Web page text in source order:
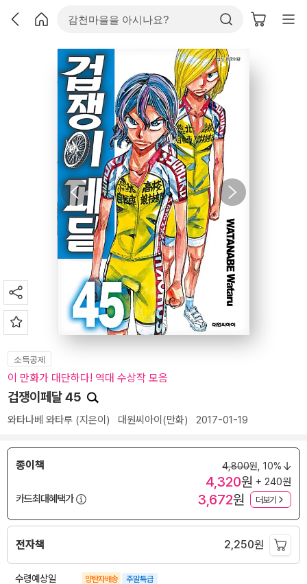
소득공제
이 만화가 대단하다! 역대 수상작 모음
겁쟁이페달 45
와타나베 와타루 (지은이) 대원씨아이(만화) 2017-01-19
종이책 4,800원, 10%
4,320원 + 240원
카드최대혜택가
3,672원 더보기
전자책 2,250원
수령예상일 양탄자배송 주말특급